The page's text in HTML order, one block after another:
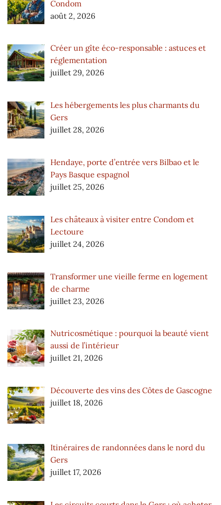
Condom
août 2, 2026
Créer un gîte éco-responsable : astuces et
réglementation
juillet 29, 2026
Les hébergements les plus charmants du
Gers
juillet 28, 2026
Hendaye, porte d’entrée vers Bilbao et le
Pays Basque espagnol
juillet 25, 2026
Les châteaux à visiter entre Condom et
Lectoure
juillet 24, 2026
Transformer une vieille ferme en logement
de charme
juillet 23, 2026
Nutricosmétique : pourquoi la beauté vient
aussi de l’intérieur
juillet 21, 2026
Découverte des vins des Côtes de Gascogne
juillet 18, 2026
Itinéraires de randonnées dans le nord du
Gers
juillet 17, 2026